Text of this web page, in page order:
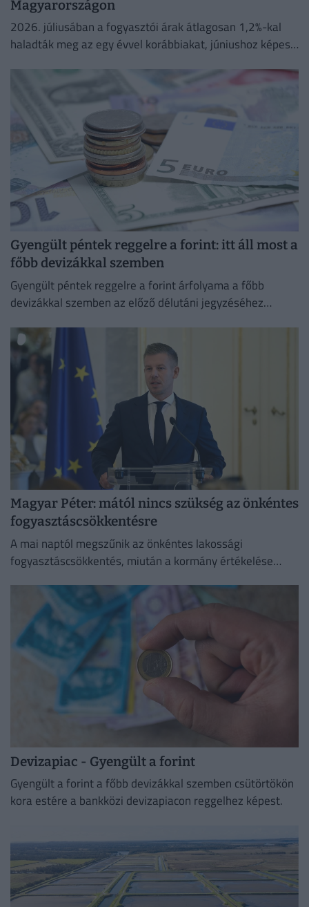
Magyarországon
2026. júliusában a fogyasztói árak átlagosan 1,2%-kal
haladták meg az egy évvel korábbiakat, júniushoz képest
Gyengült péntek reggelre a forint: itt áll most a
főbb devizákkal szemben
Gyengült péntek reggelre a forint árfolyama a főbb
devizákkal szemben az előző délutáni jegyzéséhez
Magyar Péter: mától nincs szükség az önkéntes
fogyasztáscsökkentésre
A mai naptól megszűnik az önkéntes lakossági
fogyasztáscsökkentés, miután a kormány értékelése
energiabiztonságát.
Devizapiac - Gyengült a forint
Gyengült a forint a főbb devizákkal szemben csütörtökön
kora estére a bankközi devizapiacon reggelhez képest.